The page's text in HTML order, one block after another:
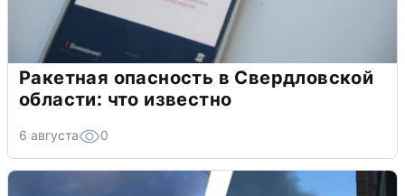
Ракетная опасность в Свердловской
области: что известно
6 августа 0